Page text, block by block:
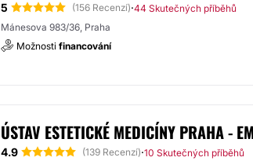
5 (156 Recenzí)·44 Skutečných příběhů
Mánesova 983/36, Praha
Možnosti financování
ÚSTAV ESTETICKÉ MEDICÍNY PRAHA -
4.9 (139 Recenzí)·10 Skutečných příběhů